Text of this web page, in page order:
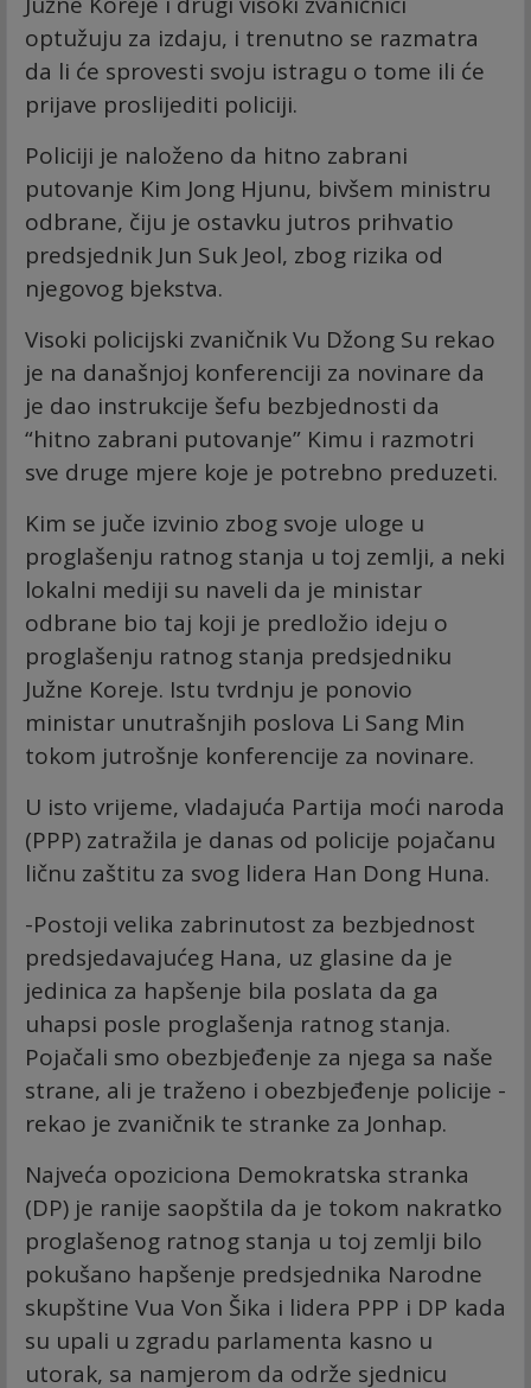
optužuju za izdaju, i trenutno se razmatra
da li će sprovesti svoju istragu o tome ili će
prijave proslijediti policiji.
Policiji je naloženo da hitno zabrani
putovanje Kim Jong Hjunu, bivšem ministru
odbrane, čiju je ostavku jutros prihvatio
predsjednik Jun Suk Jeol, zbog rizika od
njegovog bjekstva.
Visoki policijski zvaničnik Vu Džong Su rekao
je na današnjoj konferenciji za novinare da
je dao instrukcije šefu bezbjednosti da
“hitno zabrani putovanje” Kimu i razmotri
sve druge mjere koje je potrebno preduzeti.
Kim se juče izvinio zbog svoje uloge u
proglašenju ratnog stanja u toj zemlji, a neki
lokalni mediji su naveli da je ministar
odbrane bio taj koji je predložio ideju o
proglašenju ratnog stanja predsjedniku
Južne Koreje. Istu tvrdnju je ponovio
ministar unutrašnjih poslova Li Sang Min
tokom jutrošnje konferencije za novinare.
U isto vrijeme, vladajuća Partija moći naroda
(PPP) zatražila je danas od policije pojačanu
ličnu zaštitu za svog lidera Han Dong Huna.
-Postoji velika zabrinutost za bezbjednost
predsjedavajućeg Hana, uz glasine da je
jedinica za hapšenje bila poslata da ga
uhapsi posle proglašenja ratnog stanja.
Pojačali smo obezbjeđenje za njega sa naše
strane, ali je traženo i obezbjeđenje policije -
rekao je zvaničnik te stranke za Jonhap.
Najveća opoziciona Demokratska stranka
(DP) je ranije saopštila da je tokom nakratko
proglašenog ratnog stanja u toj zemlji bilo
pokušano hapšenje predsjednika Narodne
skupštine Vua Von Šika i lidera PPP i DP kada
su upali u zgradu parlamenta kasno u
utorak, sa namjerom da održe sjednicu